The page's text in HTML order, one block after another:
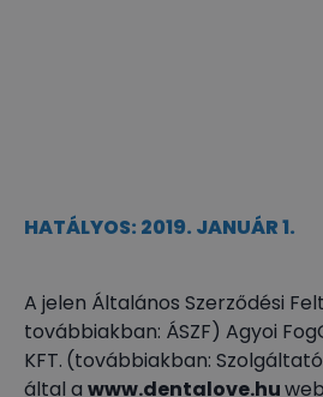
HATÁLYOS: 2019. JANUÁR 1.
A jelen Általános Szerződési
továbbiakban: ÁSZF) Agyoi
KFT. (továbbiakban:
által a www.dentalove.hu